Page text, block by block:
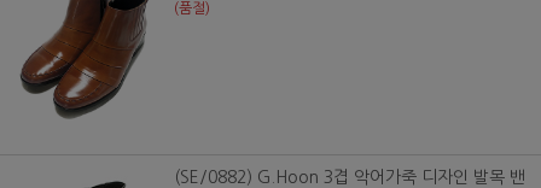
(품절)
(SE/0882) G.Hoon 3겹 악어가죽 디자인 발목 밴